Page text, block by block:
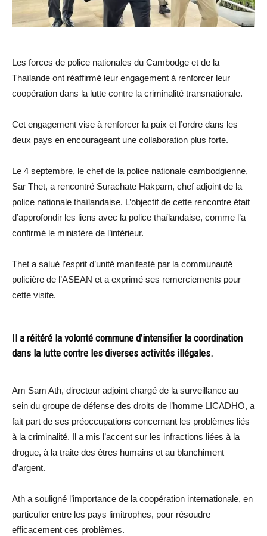
Les forces de police nationales du Cambodge et de la
Thaïlande ont réaffirmé leur engagement à renforcer leur
coopération dans la lutte contre la criminalité transnationale.
Cet engagement vise à renforcer la paix et l’ordre dans les
deux pays en encourageant une collaboration plus forte.
Le 4 septembre, le chef de la police nationale cambodgienne,
Sar Thet, a rencontré Surachate Hakparn, chef adjoint de la
police nationale thaïlandaise. L’objectif de cette rencontre était
d’approfondir les liens avec la police thaïlandaise, comme l’a
confirmé le ministère de l’intérieur.
Thet a salué l’esprit d’unité manifesté par la communauté
policière de l’ASEAN et a exprimé ses remerciements pour
cette visite.
Il a réitéré la volonté commune d’intensifier la coordination
dans la lutte contre les diverses activités illégales.
Am Sam Ath, directeur adjoint chargé de la surveillance au
sein du groupe de défense des droits de l’homme LICADHO, a
fait part de ses préoccupations concernant les problèmes liés
à la criminalité. Il a mis l’accent sur les infractions liées à la
drogue, à la traite des êtres humains et au blanchiment
d’argent.
Ath a souligné l’importance de la coopération internationale, en
particulier entre les pays limitrophes, pour résoudre
efficacement ces problèmes.